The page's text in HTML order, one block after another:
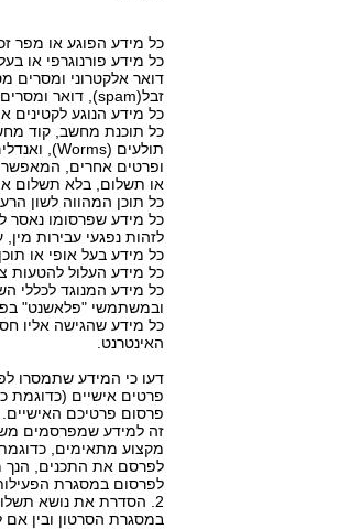
כל מידע הפוגע או מפר
כל מידע פורנוגרפי או
דואר אלקטרוני ומסרים
זבל(spam), דואר ומסרים המיועדים לנמענים רבים שלא ביקשו מראש ובמפורש לקבל אותם וכו'.
כל מידע הנוגע לקטינים
כל תוכנת מחשב, קוד
ופרטים אחרים,
או תשלום, בלא תשלום
כל תוכן המהווה לשון
כל מידע שפרסומו נאסר
לזהות נפגעי עבירות
כל מידע בעל אופי או
כל מידע העלול להטעות
כל מידע המנוגד לכללי
ובמשתמשי "פלאשנט"
כל מידע שהגישה אליו
האינטרנט.
דעו כי המידע שתמסרו
פרטים אישיים (כדוגמת
פרסום פרטיכם
זה למידע שמפרסמים
מקצוע מתאימים,
לפרסום במסגרת
2. הסדרת את נושא
במסגרת הסרטון ובין אם